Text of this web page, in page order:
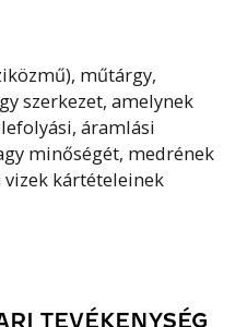
műtárgy,
szerkezet, amelynek
áramlási
minőségét, medrének
kártételeinek
TEVÉKENYSÉG